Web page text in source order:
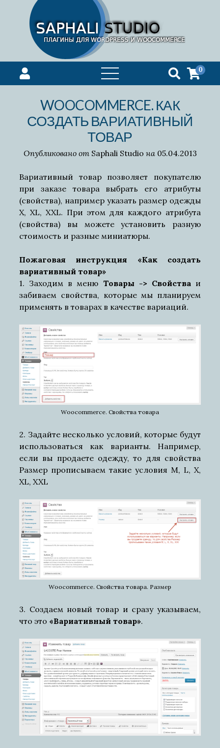
открыть
меню
0
WOOCOMMERCE. КАК
СОЗДАТЬ ВАРИАТИВНЫЙ
ТОВАР
Опубликовано отSaphali Studio на05.04.2013
Вариативный товар позволяет покупателю
при заказе товара выбрать его атрибуты
(свойства), например указать размер одежды
X, XL, XXL. При этом для каждого атрибута
(свойства) вы можете установить разную
стоимость и разные миниатюры.
Пожаговая инструкция «Как создать
вариативный товар»
1. Заходим в меню Товары -> Свойстваи
забиваем свойства, которые мы планируем
применять в товарах в качестве вариаций.
Woocommerce. Свойства товара
2. Задайте несколько условий, которые будут
использоваться как варианты. Например,
если вы продаете одежду, то для свойства
Размер прописываем такие условия M, L, X,
XL, XXL
Woocommerce. Свойства товара. Размер
3. Создаем новый товар и сразу указываем,
что это «Вариативный товар».